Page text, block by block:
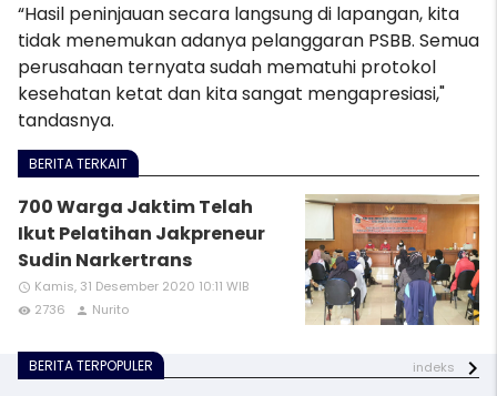
“Hasil peninjauan secara langsung di lapangan, kita
tidak menemukan adanya pelanggaran PSBB. Semua
perusahaan ternyata sudah mematuhi protokol
kesehatan ketat dan kita sangat mengapresiasi,"
tandasnya.
BERITA TERKAIT
700 Warga Jaktim Telah
Ikut Pelatihan Jakpreneur
Sudin Narkertrans
access_time Kamis, 31 Desember 2020 10:11 WIB
remove_red_eye 2736 person Nurito
BERITA TERPOPULER indeks